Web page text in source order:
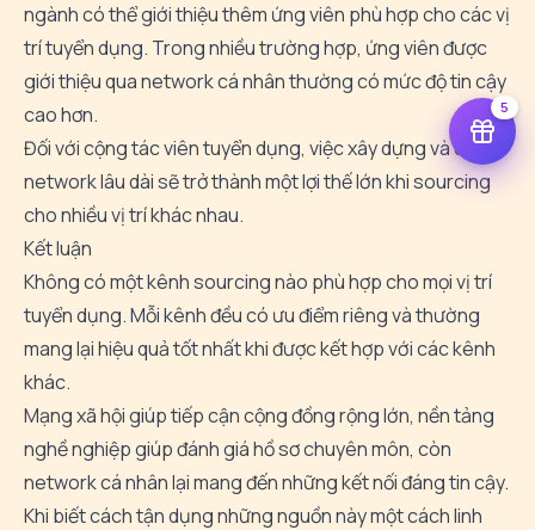
ngànhcóthểgiớithiệuthêm ứngviên phùhợpchocácvị
trítuyểndụng. Trongnhiềutrườnghợp, ứngviênđược
giớithiệuquanetworkcánhânthườngcómứcđộtincậy
caohơn.
Đốivớicộngtácviêntuyểndụng, việcxâydựngvàduytrì
networklâudàisẽtrởthànhmộtlợithếlớnkhisourcing
chonhiềuvịtríkhácnhau.
Kếtluận
Khôngcómộtkênhsourcingnào phùhợpchomọivịtrí
tuyểndụng.Mỗikênhđềucó ưuđiểmriêngvàthường
manglạihiệuquảtốtnhấtkhiđượckếthợpvớicáckênh
khác.
Mạngxãhộigiúptiếpcậncộngđồngrộnglớn, nềntảng
nghềnghiệpgiúpđánhgiáhồsơchuyênmôn, còn
networkcánhânlạimangđếnnhữngkếtnốiđángtincậy.
Khi biếtcáchtậndụngnhữngnguồnnàymộtcáchlinh
5